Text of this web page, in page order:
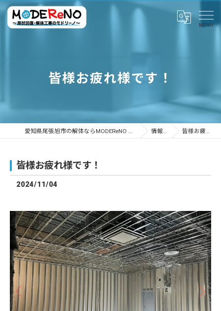
皆様お疲れ様です！
愛知県尾張旭市の解体ならMODEReNO ～原状回復・解体工事のモドリーノ～ 情報ブログ 皆様お疲れ様です！
皆様お疲れ様です！
2024/11/04